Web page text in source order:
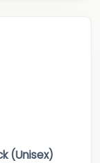
(Unisex)